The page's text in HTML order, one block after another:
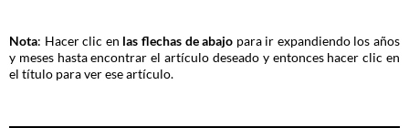
Nota: Hacer clic en las flechas de abajo para ir expandiendo los años
y meses hasta encontrar el artículo deseado y entonces hacer clic en
el título para ver ese artículo.